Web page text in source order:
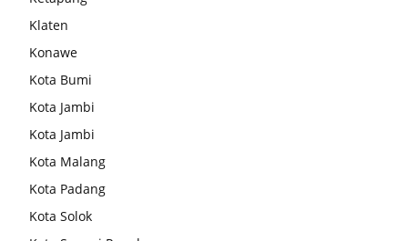
Klaten
Konawe
Kota Bumi
Kota Jambi
Kota Jambi
Kota Malang
Kota Padang
Kota Solok